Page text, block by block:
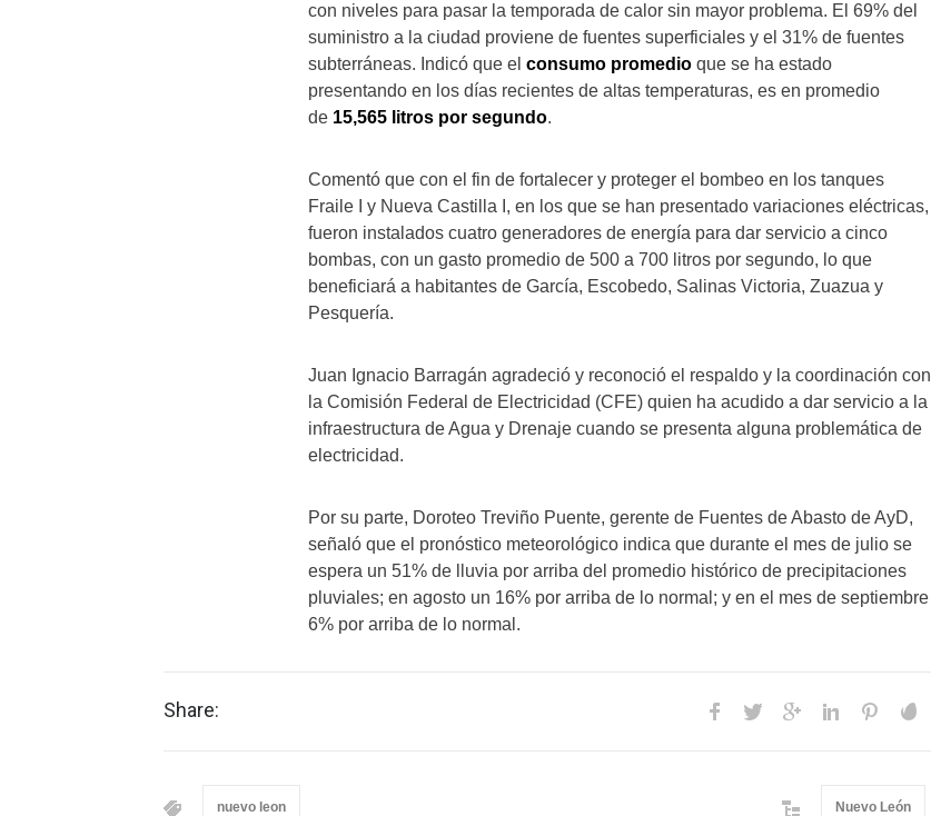
con niveles para pasar la temporada de calor sin mayor problema. El 69% del
suministro a la ciudad proviene de fuentes superficiales y el 31% de fuentes
subterráneas. Indicó que el consumo promedio que se ha estado
presentando en los días recientes de altas temperaturas, es en promedio
de 15,565 litros por segundo.
Comentó que con el fin de fortalecer y proteger el bombeo en los tanques
Fraile I y Nueva Castilla I, en los que se han presentado variaciones eléctricas,
fueron instalados cuatro generadores de energía para dar servicio a cinco
bombas, con un gasto promedio de 500 a 700 litros por segundo, lo que
beneficiará a habitantes de García, Escobedo, Salinas Victoria, Zuazua y
Pesquería.
Juan Ignacio Barragán agradeció y reconoció el respaldo y la coordinación con
la Comisión Federal de Electricidad (CFE) quien ha acudido a dar servicio a la
infraestructura de Agua y Drenaje cuando se presenta alguna problemática de
electricidad.
Por su parte, Doroteo Treviño Puente, gerente de Fuentes de Abasto de AyD,
señaló que el pronóstico meteorológico indica que durante el mes de julio se
espera un 51% de lluvia por arriba del promedio histórico de precipitaciones
pluviales; en agosto un 16% por arriba de lo normal; y en el mes de septiembre
6% por arriba de lo normal.
Share:
nuevo leon Nuevo León